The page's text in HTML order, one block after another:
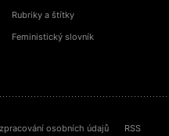
Rubriky a štítky
Feministický slovník
osobních údajů RSS